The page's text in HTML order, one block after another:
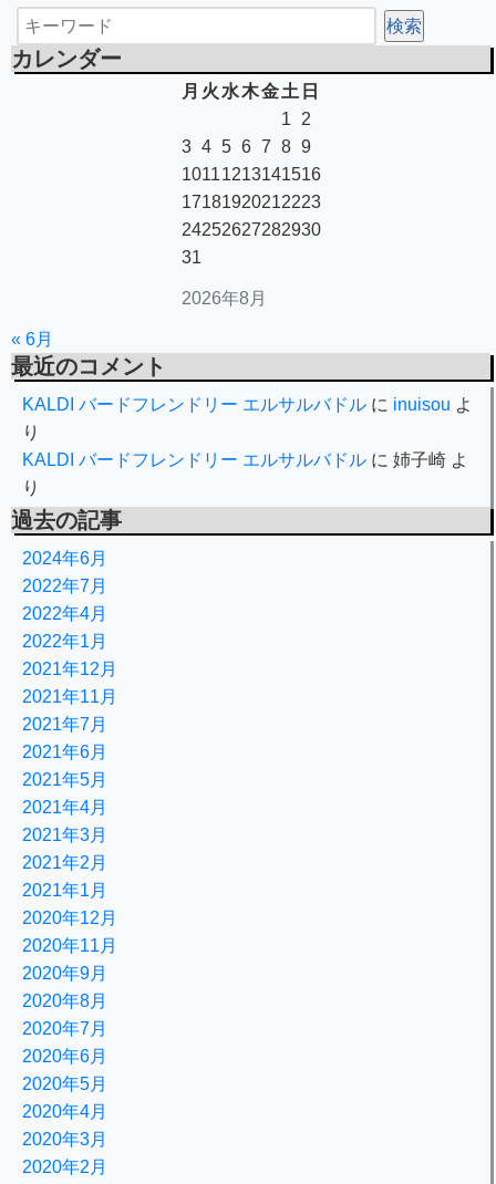
カレンダー
2026年8月
月 火 水木金 土 日
1
2
3 4 5 6 7 8 9
10111213141516
17181920212223
24252627282930
31
« 6月
最近のコメント
KALDI バードフレンドリー エルサルバドル に inuisou よ
り
KALDI バードフレンドリー エルサルバドル に 姉子崎 よ
り
過去の記事
2024年6月
2022年7月
2022年4月
2022年1月
2021年12月
2021年11月
2021年7月
2021年6月
2021年5月
2021年4月
2021年3月
2021年2月
2021年1月
2020年12月
2020年11月
2020年9月
2020年8月
2020年7月
2020年6月
2020年5月
2020年4月
2020年3月
2020年2月